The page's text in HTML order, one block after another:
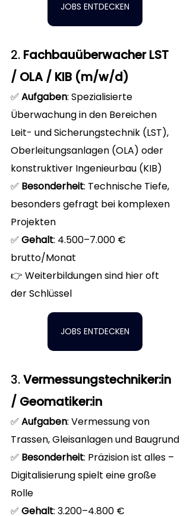
JOBS ENTDECKEN
2. Fachbauüberwacher LST
/ OLA / KIB (m/w/d)
✅ Aufgaben: Spezialisierte
Überwachung in den Bereichen
Leit- und Sicherungstechnik (LST),
Oberleitungsanlagen (OLA) oder
konstruktiver Ingenieurbau (KIB)
✅ Besonderheit: Technische Tiefe,
besonders gefragt bei komplexen
Projekten
✅ Gehalt: 4.500–7.000 €
brutto/Monat
👉 Weiterbildungen sind hier oft
der Schlüssel
JOBS ENTDECKEN
3. Vermessungstechniker:in
/ Geomatiker:in
✅ Aufgaben: Vermessung von
Trassen, Gleisanlagen und Baugrund
✅ Besonderheit: Präzision ist alles –
Digitalisierung spielt eine große
Rolle
✅ Gehalt: 3.200–4.800 €